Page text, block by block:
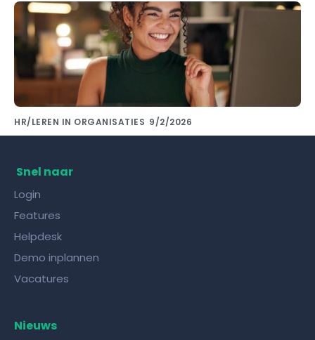
HR/LEREN IN ORGANISATIES 9/2/2026
Snel naar
Login
Features
Helpdesk
Demo inplannen
Vacatures
Nieuws